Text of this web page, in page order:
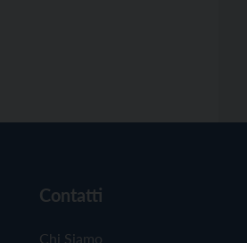
Contatti
Chi Siamo